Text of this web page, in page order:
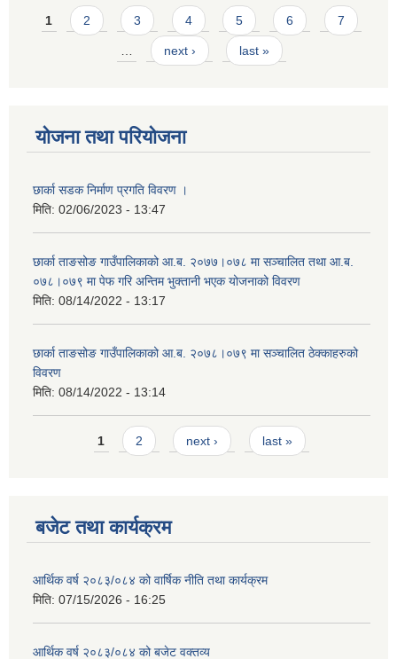
Pages
1 2 3 4 5 6 7
next › last »
योजना तथा परियोजना
छार्का सडक निर्माण प्रगति विवरण ।
मिति: 02/06/2023 - 13:47
छार्का ताङसोङ गाउँपालिकाको आ.ब. २०७७।०७८ मा सञ्चालित तथा आ.ब.
०७८।०७९ मा पेफ गरि अन्तिम भुक्तानी भएक योजनाको विवरण
मिति: 08/14/2022 - 13:17
छार्का ताङसोङ गाउँपालिकाको आ.ब. २०७८।०७९ मा सञ्चालित ठेक्काहरुको
विवरण
मिति: 08/14/2022 - 13:14
Pages1 2 next › last »
बजेट तथा कार्यक्रम
आर्थिक वर्ष २०८३/०८४ को वार्षिक नीति तथा कार्यक्रम
मिति: 07/15/2026 - 16:25
आर्थिक वर्ष २०८३/०८४ को बजेट वक्तव्य